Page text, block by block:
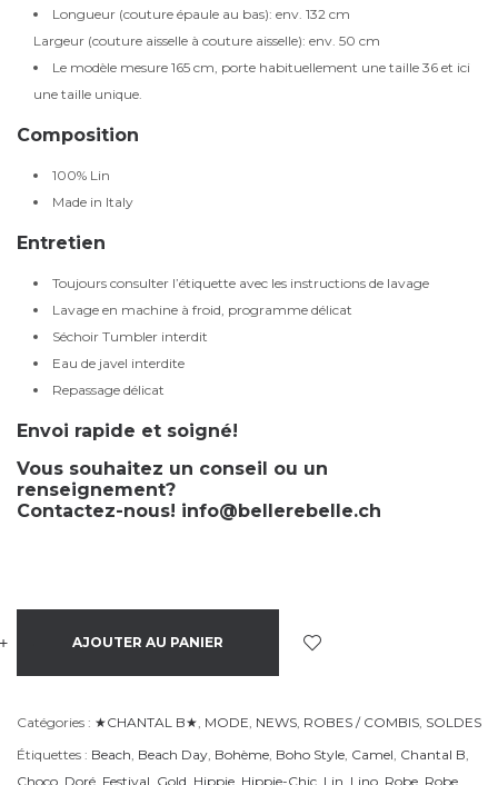
Longueur (couture épaule au bas): env. 132 cm
Largeur (couture aisselle à couture aisselle): env. 50 cm
Le modèle mesure 165 cm, porte habituellement une taille 36 et ici
une taille unique.
Composition
100% Lin
Made in Italy
Entretien
Toujours consulter l’étiquette avec les instructions de lavage
Lavage en machine à froid, programme délicat
Séchoir Tumbler interdit
Eau de javel interdite
Repassage délicat
Envoi rapide et soigné!
Vous souhaitez un conseil ou un
renseignement?
Contactez-nous! info@bellerebelle.ch
+ AJOUTER AU PANIER
Catégories : ★CHANTAL B★ MODE NEWS ROBES / COMBIS SOLDES
Étiquettes : Beach Beach Day Bohème Boho Style Camel Chantal B
Choco Doré Festival Gold Hippie Hippie-Chic Lin Lino Robe Robe